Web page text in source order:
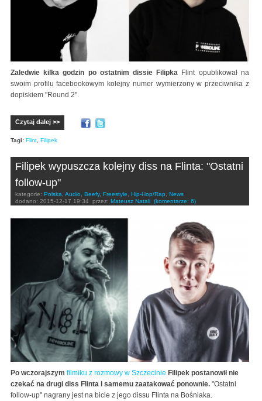
Zaledwie kilka godzin po ostatnim dissie Filipka Flint opublikował na
swoim profilu facebookowym kolejny numer wymierzony w przeciwnika z
dopiskiem "Round 2".
Czytaj dalej >>
Tagi: Flint Filipek
Filipek wypuszcza kolejny diss na Flinta: "Ostatni
follow-up"
kategorie: Polska Audio Beefy, Freestyle Hip-Hop/Rap
News
dodano: 2015-12-17 19:34 przez: Mateusz Natali (komentarze: 6)
Po wczorajszym filmiku z rozmowy w Szczecinie Filipek postanowił nie
czekać na drugi diss Flinta i samemu zaatakować ponownie. "Ostatni
follow-up" nagrany jest na bicie z jego dissu Flinta na Bośniaka.